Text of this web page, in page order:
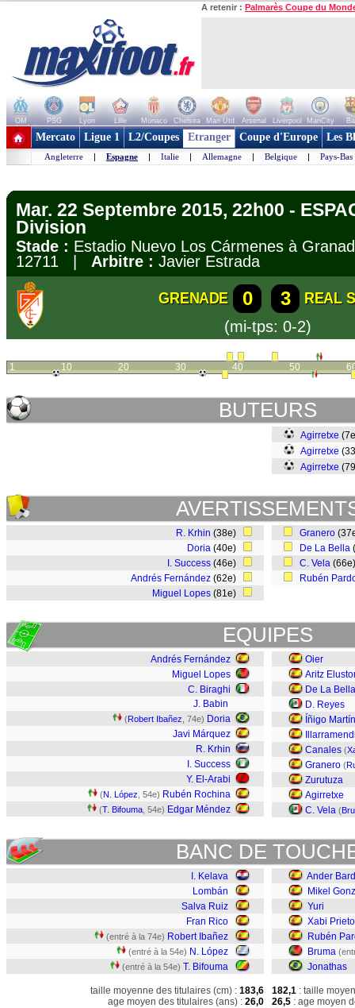
A retenir : Palmarès Coupe du
OM PSG Lyon Lille Monaco Chelsea Man Utd Arsenal Liverpool ManCity
+ de clubs
Mercato Ligue 1 L2/Coupes Etranger Coupe d'Europe Les
Angleterre | Espagne | Italie | Allemagne | Belgique | Pays-Bas
Mar. 22 Septembre 2015, 22h00 -
Division
Stade : Estadio Nuevo Los Cármenes à
12711 | Arbitre : Javier Estrada
GRENADE 0 3
REAL
(mi-tps: 0-2)
1 10 20 30 40 50
BUTEURS
Agirretxe
Agirretxe
Agirretxe
R. Krhin (38e)
Doria (40e)
I. Success (46e)
Andrés Fernández (62e)
Miguel Lopes (81e)
Granero
De La Bella
C. Vela
Rubén
EQUIPES
Andrés Fernández
Miguel Lopes
C. Biraghi
J. Babin
(Robert Ibañez , 74e) Doria
Javi Márquez
R. Krhin
I. Success
Y. El-Arabi
(N. López , 54e) Rubén Rochina
(T. Bifouma , 54e) Edgar Méndez
Oier
Aritz
De La Bella
D. Reyes
Íñigo
Canales (
Granero (
Zurutuza
Agirretxe
C. Vela (
BANC DE
I. Kelava
Lombán
Salva Ruiz
Fran Rico
(entré à la 74e) Robert Ibañez
(entré à la 54e) N. López
(entré à la 54e) T. Bifouma
taille moyenne des titulaires (cm) : 183,6
age moyen des titulaires (ans) : 26,0
Ander
Mikel
Yuri
Xabi Prieto
Rubén
Bruma
Jonathas
182,1 : taille
26,5 : age moyen